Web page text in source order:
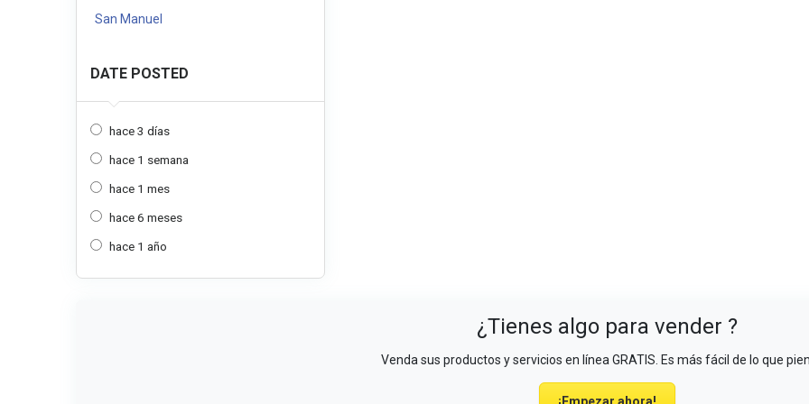
San Manuel
DATE POSTED
hace 3 días
hace 1 semana
hace 1 mes
hace 6 meses
hace 1 año
¿Tienes algo para vender ?
Venda sus productos y servicios en línea GRATIS. Es más fácil de lo que